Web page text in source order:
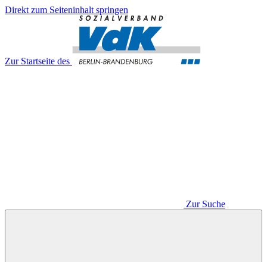
Direkt zum Seiteninhalt springen
Zur Startseite des
Zur Suche